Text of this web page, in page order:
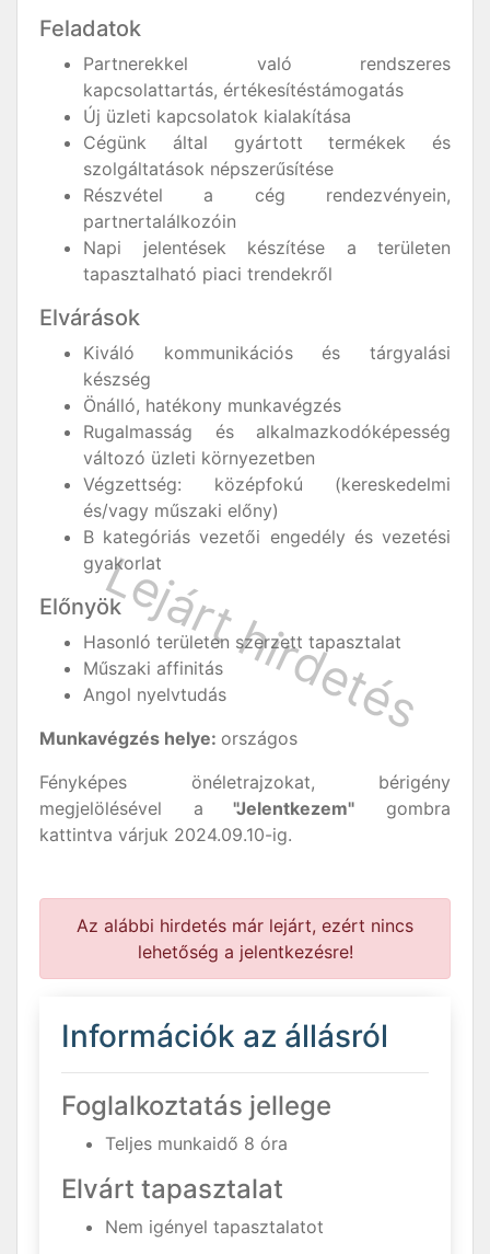
Feladatok
Partnerekkel való rendszeres
kapcsolattartás, értékesítéstámogatás
Új üzleti kapcsolatok kialakítása
Cégünk által gyártott termékek és
szolgáltatások népszerűsítése
Részvétel a cég rendezvényein,
partnertalálkozóin
Napi jelentések készítése a területen
tapasztalható piaci trendekről
Elvárások
Kiváló kommunikációs és tárgyalási
készség
Önálló, hatékony munkavégzés
Rugalmasság és alkalmazkodóképesség
változó üzleti környezetben
Végzettség: középfokú (kereskedelmi
és/vagy műszaki előny)
B kategóriás vezetői engedély és vezetési
gyakorlat
Előnyök
Hasonló területen szerzett tapasztalat
Műszaki affinitás
Angol nyelvtudás
Munkavégzés helye: országos
Fényképes önéletrajzokat, bérigény
megjelölésével a "Jelentkezem" gombra
kattintva várjuk 2024.09.10-ig.
Az alábbi hirdetés már lejárt, ezért nincs
lehetőség a jelentkezésre!
Információk az állásról
Foglalkoztatás jellege
Teljes munkaidő 8 óra
Elvárt tapasztalat
Nem igényel tapasztalatot